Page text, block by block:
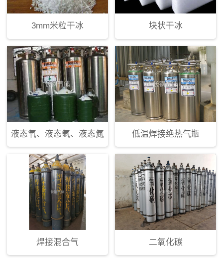
3mm米粒干冰 块状干冰
液态氧、液态氩、液态氮 低温焊接绝热气瓶
焊接混合气 二氧化碳